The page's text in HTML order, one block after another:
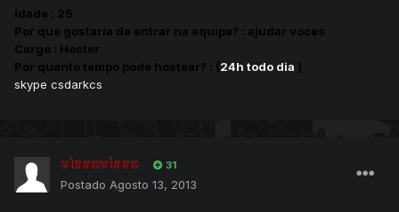
Idade : 25
Por que gostaria de entrar na equipe? : ajudar voces
Cargo : Hoster
Por quanto tempo pode hostear? : (24h todo dia )
skype csdarkcs
vinnevinne 31
Postado Agosto 13, 2013